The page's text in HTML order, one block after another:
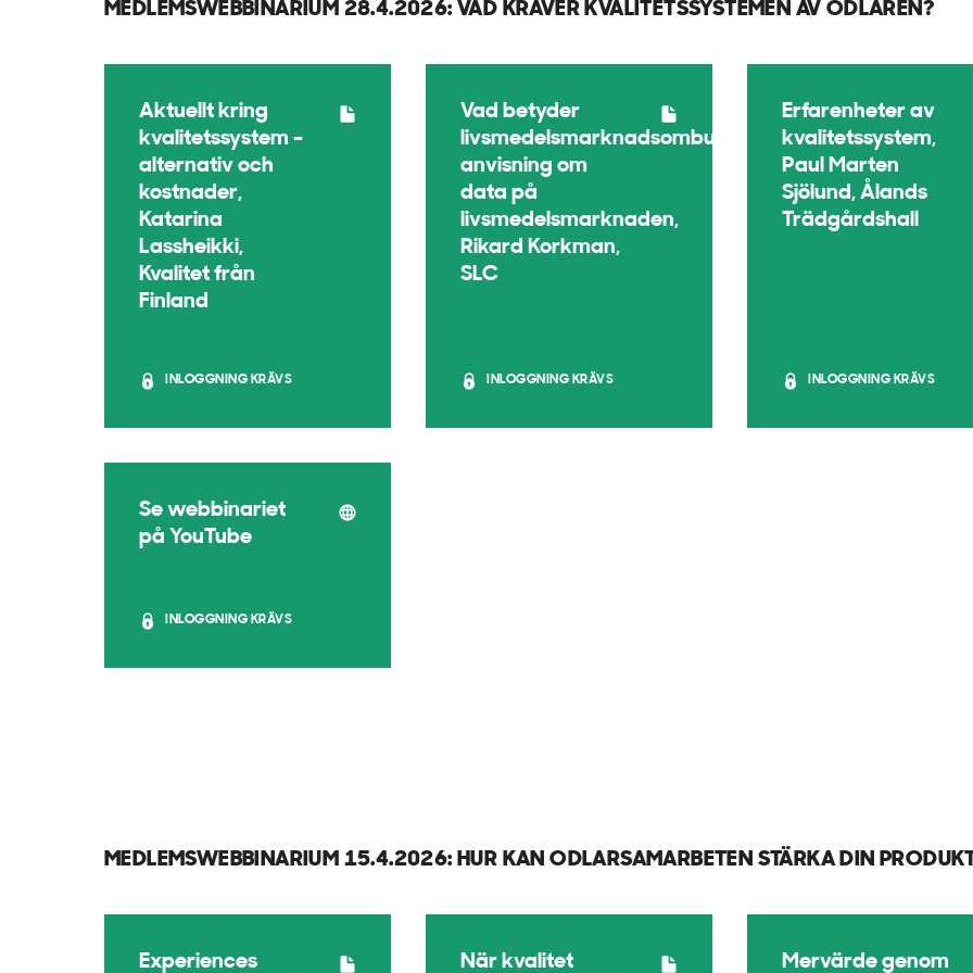
MEDLEMSWEBBINARIUM 28.4.2026: VAD KRÄVER KVALITETSSYSTEMEN AV ODLAREN?
Aktuellt kring
kvalitetssystem -
alternativ och
kostnader,
Katarina
Lassheikki,
Kvalitet från
Finland
INLOGGNING KRÄVS
Vad betyder
livsmedelsmarknadsombudsmannens
anvisning om
data på
livsmedelsmarknaden,
Rikard Korkman,
SLC
INLOGGNING KRÄVS
Erfarenheter av
kvalitetssystem,
Paul Marten
Sjölund, Ålands
Trädgårdshall
INLOGGNING KRÄVS
Se webbinariet
på YouTube
INLOGGNING KRÄVS
MEDLEMSWEBBINARIUM 15.4.2026: HUR KAN ODLARSAMARBETEN STÄRKA DIN
Experiences
När kvalitet
Mervärde genom